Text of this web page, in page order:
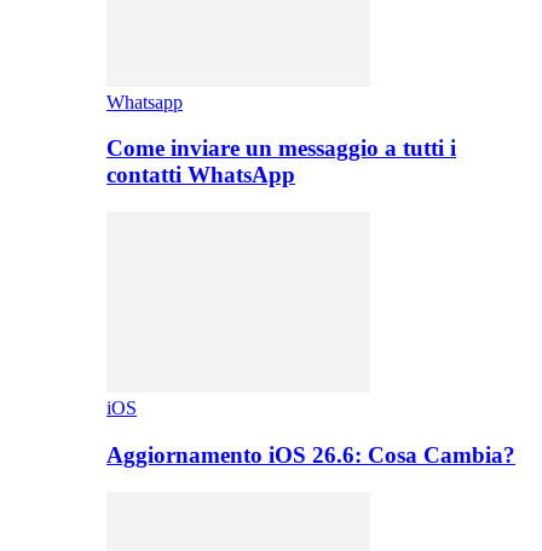
Whatsapp
Come inviare un messaggio a tutti i
contatti WhatsApp
iOS
Aggiornamento iOS 26.6: Cosa Cambia?